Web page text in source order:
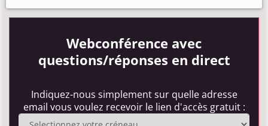
Webconférence avec
questions/réponses en direct
Indiquez-nous simplement sur quelle adresse
email vous voulez recevoir le lien d'accès gratuit :